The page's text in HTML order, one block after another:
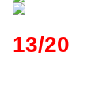
13/20